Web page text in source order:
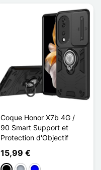
Coque Honor X7b 4G /
90 Smart Support et
Protection d'Objectif
15,99 €